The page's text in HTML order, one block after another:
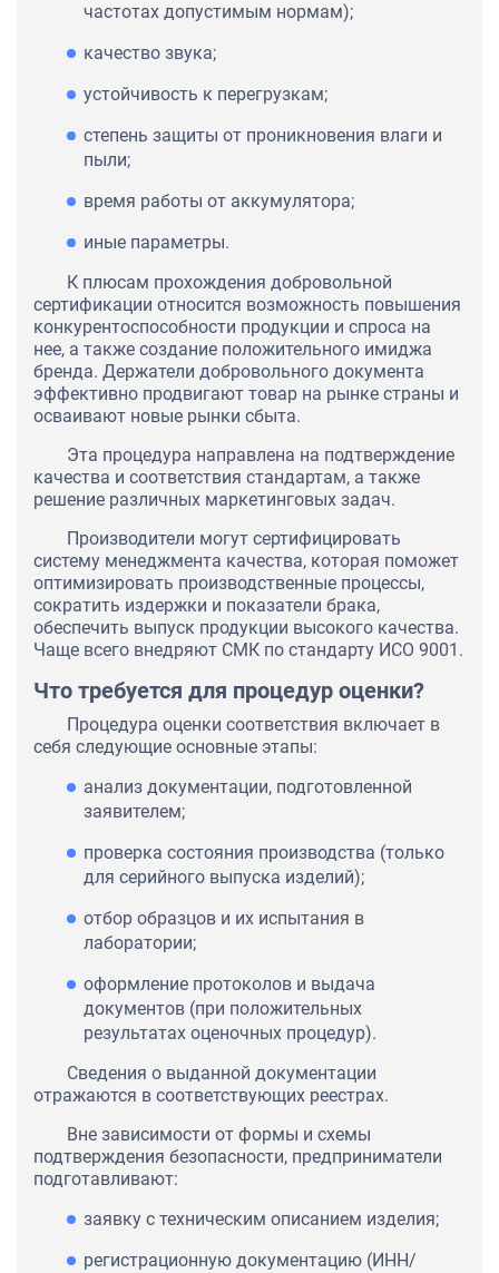
частотах допустимым нормам);
качество звука;
устойчивость к перегрузкам;
степень защиты от проникновения влаги и
пыли;
время работы от аккумулятора;
иные параметры.
К плюсам прохождения добровольной
сертификации относится возможность повышения
конкурентоспособности продукции и спроса на
нее, а также создание положительного имиджа
бренда. Держатели добровольного документа
эффективно продвигают товар на рынке страны и
осваивают новые рынки сбыта.
Эта процедура направлена на подтверждение
качества и соответствия стандартам, а также
решение различных маркетинговых задач.
Производители могут сертифицировать
систему менеджмента качества, которая поможет
оптимизировать производственные процессы,
сократить издержки и показатели брака,
обеспечить выпуск продукции высокого качества.
Чаще всего внедряют СМК по стандарту ИСО 9001.
Что требуется для процедур оценки?
Процедура оценки соответствия включает в
себя следующие основные этапы:
анализ документации, подготовленной
заявителем;
проверка состояния производства (только
для серийного выпуска изделий);
отбор образцов и их испытания в
лаборатории;
оформление протоколов и выдача
документов (при положительных
результатах оценочных процедур).
Сведения о выданной документации
отражаются в соответствующих реестрах.
Вне зависимости от формы и схемы
подтверждения безопасности, предприниматели
подготавливают:
заявку с техническим описанием изделия;
регистрационную документацию (ИНН/